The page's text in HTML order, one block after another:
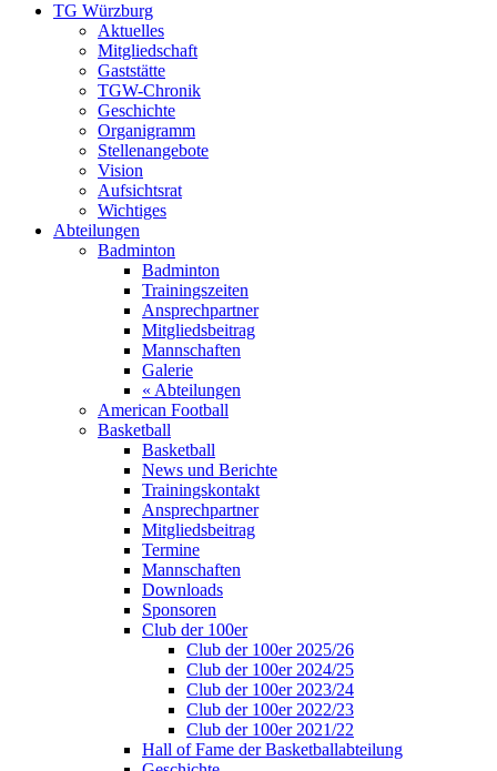
TG Würzburg
Aktuelles
Mitgliedschaft
Gaststätte
TGW-Chronik
Geschichte
Organigramm
Stellenangebote
Vision
Aufsichtsrat
Wichtiges
Abteilungen
Badminton
Badminton
Trainingszeiten
Ansprechpartner
Mitgliedsbeitrag
Mannschaften
Galerie
« Abteilungen
American Football
Basketball
Basketball
News und Berichte
Trainingskontakt
Ansprechpartner
Mitgliedsbeitrag
Termine
Mannschaften
Downloads
Sponsoren
Club der 100er
Club der 100er 2025/26
Club der 100er 2024/25
Club der 100er 2023/24
Club der 100er 2022/23
Club der 100er 2021/22
Hall of Fame der Basketballabteilung